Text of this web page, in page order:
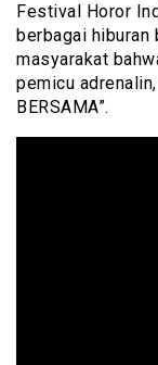
Festival Horor
berbagai
masyarakat
pemicu
BERSAMA”.